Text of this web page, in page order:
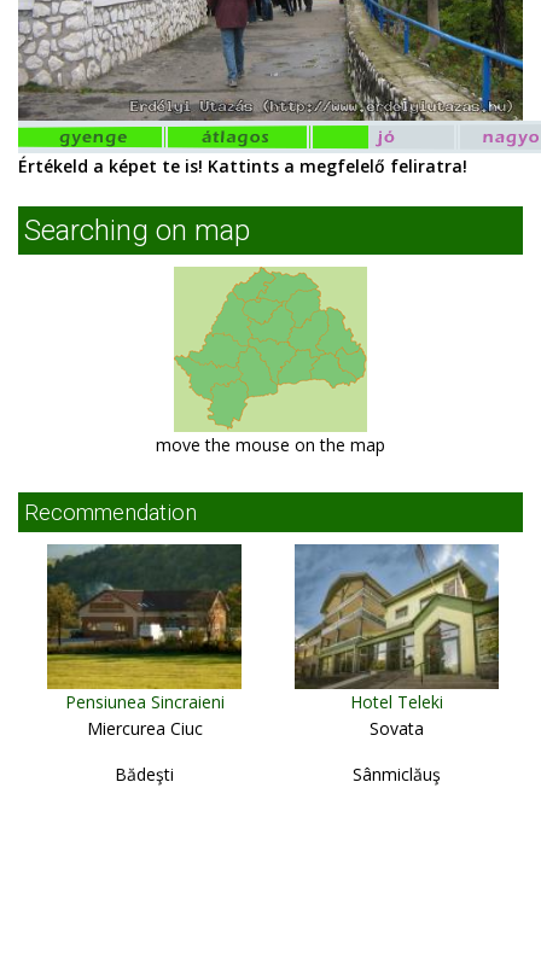
Értékeld a képet te is! Kattints a megfelelő feliratra!
Searching on map
move the mouse on the map
Recommendation
Pensiunea Sincraieni
Miercurea Ciuc
Hotel Teleki
Sovata
Bădeşti
Sânmiclăuş